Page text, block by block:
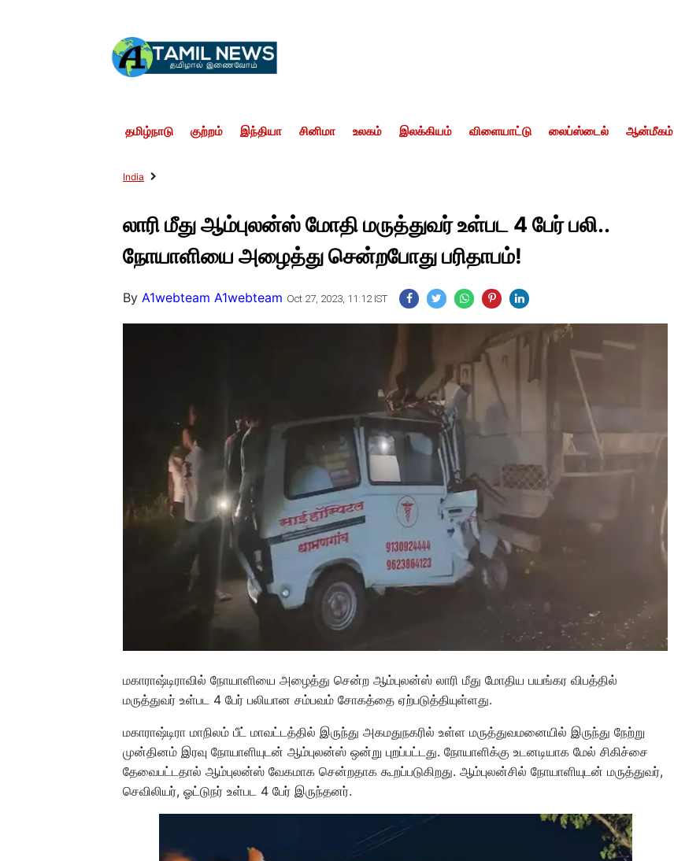
தமிழ்நாடு குற்றம் இந்தியா சினிமா உலகம் இலக்கியம் விளையாட்டு லைப்ஸ்டைல் ஆன்மீகம்
India
லாரி மீது ஆம்புலன்ஸ் மோதி மருத்துவர் உள்பட 4 பேர் பலி..
நோயாளியை அழைத்து சென்றபோது பரிதாபம்!
ByA1webteam A1webteam Oct 27, 2023, 11:12 IST
மகாராஷ்டிராவில் நோயாளியை அழைத்து சென்ற ஆம்புலன்ஸ் லாரி மீது மோதிய பயங்கர விபத்தில்
மருத்துவர் உள்பட 4 பேர் பலியான சம்பவம் சோகத்தை ஏற்படுத்தியுள்ளது.
மகாராஷ்டிரா மாநிலம் பீட் மாவட்டத்தில் இருந்து அகமதுநகரில் உள்ள மருத்துவமனையில் இருந்து நேற்று
முன்தினம் இரவு நோயாளியுடன் ஆம்புலன்ஸ் ஒன்று புறப்பட்டது. நோயாளிக்கு உடனடியாக மேல் சிகிச்சை
தேவைபட்டதால் ஆம்புலன்ஸ் வேகமாக சென்றதாக கூறப்படுகிறது. ஆம்புலன்சில் நோயாளியுடன் மருத்துவர்,
செவிலியர், ஓட்டுநர் உள்பட 4 பேர் இருந்தனர்.